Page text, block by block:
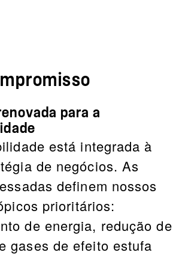
para a
está integrada à
de negócios. As
definem nossos
prioritários:
de energia, redução de
gases de efeito estufa